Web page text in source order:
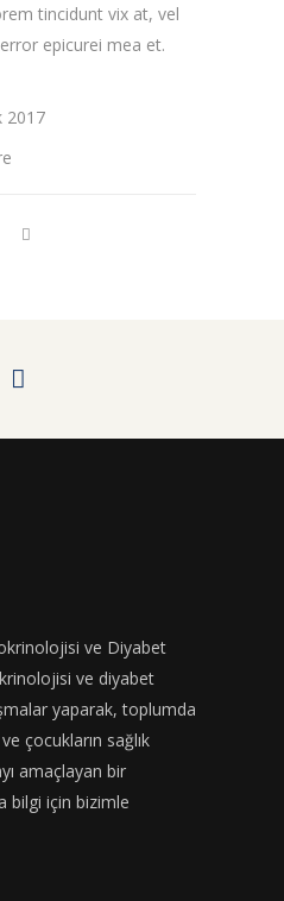
tincidunt vix at, vel
epicurei mea et.
2017
ve Diyabet
ve diyabet
yaparak, toplumda
çocukların sağlık
amaçlayan bir
bilgi için bizimle